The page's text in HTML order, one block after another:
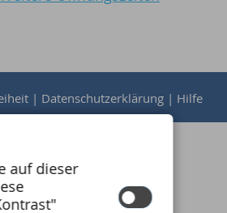
| Datenschutzerklärung| Hilfe
Next
auf dieser